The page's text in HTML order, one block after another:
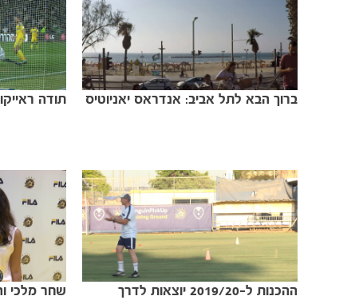
ברוך הבא לתל אביב: אנדראס יאניוטיס תודה ראייקו
ההכנות ל-2019/20 יוצאות לדרך
שחר מלכי